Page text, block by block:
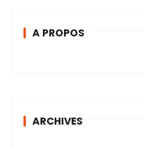
A PROPOS
ARCHIVES